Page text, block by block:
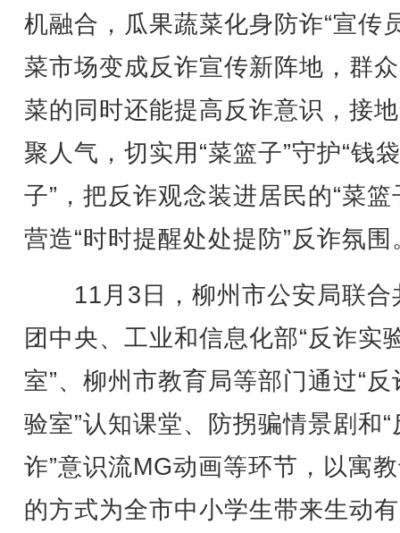
机融合，瓜果蔬菜化身防诈“宣传
菜市场变成反诈宣传新阵地，群
菜的同时还能提高反诈意识，接
聚人气，切实用“菜篮子”守护“钱袋
子”，把反诈观念装进居民的“菜篮
营造“时时提醒处处提防”反诈氛围
11月3日，柳州市公安局联合
团中央、工业和信息化部“反诈实
室”、柳州市教育局等部门通过“反
验室”认知课堂、防拐骗情景剧和“
诈”意识流MG动画等环节，以寓
的方式为全市中小学生带来生动